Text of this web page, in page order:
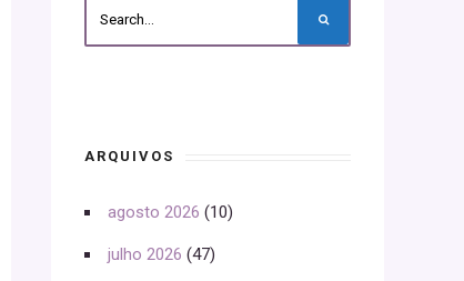
ARQUIVOS
agosto 2026 (10)
julho 2026 (47)